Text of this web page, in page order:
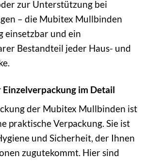
zur Unterstützung bei
– die Mubitex Mullbinden
einsetzbar und ein
Bestandteil jeder Haus- und
im Detail
der Mubitex Mullbinden ist
praktische Verpackung. Sie ist
und Sicherheit, der Ihnen
zugutekommt. Hier sind